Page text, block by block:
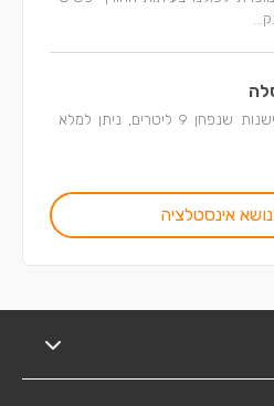
כדי לחסוך במים באסלות ישנות שנפחן 9 ליטרים, ניתן למלא
אינסטלציה